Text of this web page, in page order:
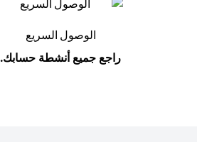
الوصول السريع
راجع جميع أنشطة حسابك.